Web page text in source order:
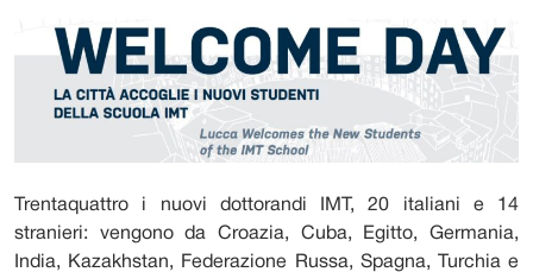
Trentaquattro i nuovi dottorandi IMT, 20 italiani e 14
stranieri: vengono da Croazia, Cuba, Egitto, Germania,
India, Kazakhstan, Federazione Russa, Spagna, Turchia e